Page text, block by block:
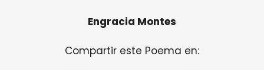
Engracia Montes
Compartir este Poema en: